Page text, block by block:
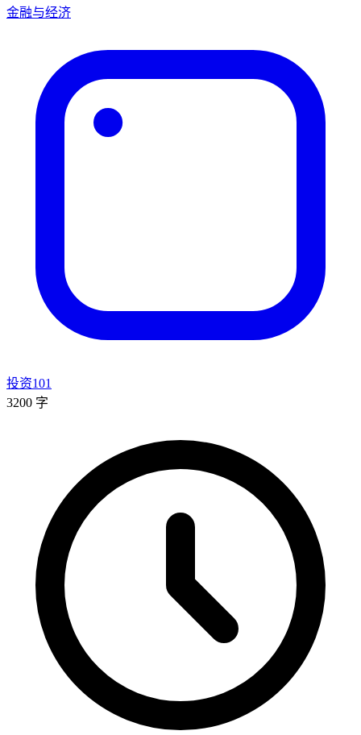
金融与经济
投资101
3200 字